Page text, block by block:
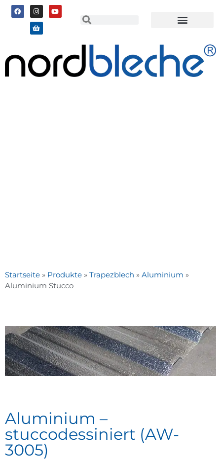
Startseite » Produkte » Trapezblech » Aluminium »
Aluminium Stucco
Aluminium –
stuccodessiniert (AW-
3005)